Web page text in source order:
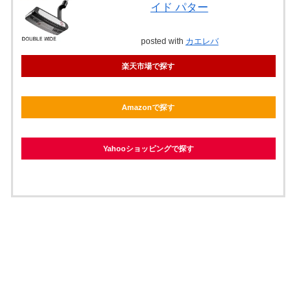
イド パター
posted with カエレバ
楽天市場で探す
Amazonで探す
Yahooショッピングで探す